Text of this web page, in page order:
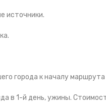
источники.
города к началу
в 1-й день, ужины.